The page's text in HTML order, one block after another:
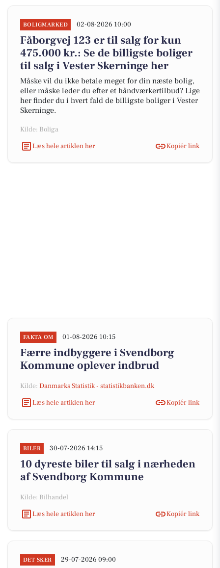
BOLIGMARKED 02-08-2026 10:00
Fåborgvej 123 er til salg for kun
475.000 kr.: Se de billigste boliger
til salg i Vester Skerninge her
Måske vil du ikke betale meget for din næste bolig,
eller måske leder du efter et håndværkertilbud? Lige
her finder du i hvert fald de billigste boliger i Vester
Skerninge.
Kilde: Boliga
Læs hele artiklen her
Kopiér link
FAKTA OM 01-08-2026 10:15
Færre indbyggere i Svendborg
Kommune oplever indbrud
Kilde: Danmarks Statistik - statistikbanken.dk
Læs hele artiklen her
Kopiér link
BILER 30-07-2026 14:15
10 dyreste biler til salg i nærheden
af Svendborg Kommune
Kilde: Bilhandel
Læs hele artiklen her
Kopiér link
DET SKER 29-07-2026 09:00